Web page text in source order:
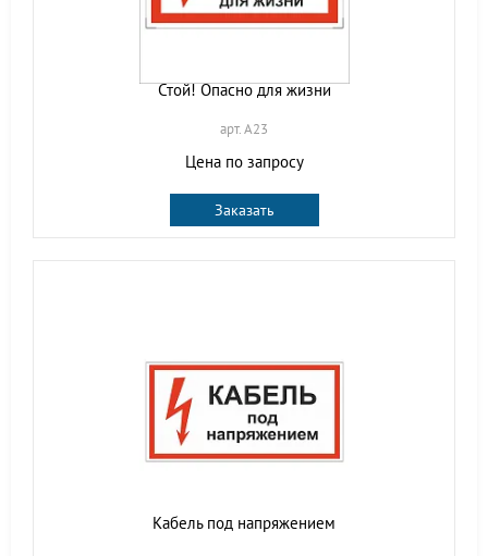
Стой! Опасно для жизни
арт. A23
Цена по запросу
Заказать
Кабель под напряжением